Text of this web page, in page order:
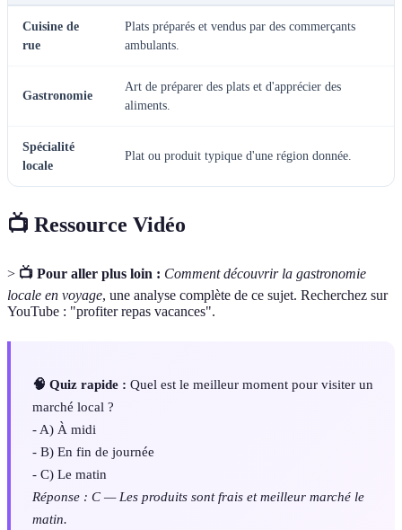
Cuisine de
rue
Plats préparés et vendus par des commerçants
ambulants.
Gastronomie
Art de préparer des plats et d'apprécier des
aliments.
Spécialité
locale
Plat ou produit typique d'une région donnée.
📺 Ressource Vidéo
> 📺 Pour aller plus loin : Comment découvrir la gastronomie
locale en voyage, une analyse complète de ce sujet. Recherchez sur
YouTube : "profiter repas vacances".
🧠 Quiz rapide : Quel est le meilleur moment pour visiter un
marché local ?
- A) À midi
- B) En fin de journée
- C) Le matin
Réponse : C — Les produits sont frais et meilleur marché le
matin.